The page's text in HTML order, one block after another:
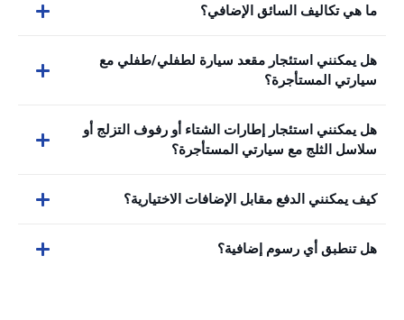
ما هي تكاليف السائق الإضافي؟
هل يمكنني استئجار مقعد سيارة لطفلي/طفلي مع
سيارتي المستأجرة؟
هل يمكنني استئجار إطارات الشتاء أو رفوف التزلج أو
سلاسل الثلج مع سيارتي المستأجرة؟
كيف يمكنني الدفع مقابل الإضافات الاختيارية؟
هل تنطبق أي رسوم إضافية؟